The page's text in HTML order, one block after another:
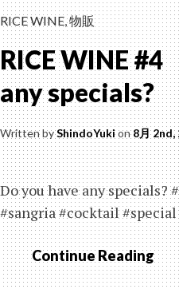
RICE WINE,物販
RICE WINE
any specials?
Written byShindoYukion8月 2nd,
Do you have any
#sangria #cocktail
Continue Reading